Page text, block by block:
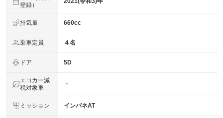
登録）
排気量 660cc
乗車定員 ４名
ドア 5D
エコカー減
税対象車
－
ミッション インパネAT